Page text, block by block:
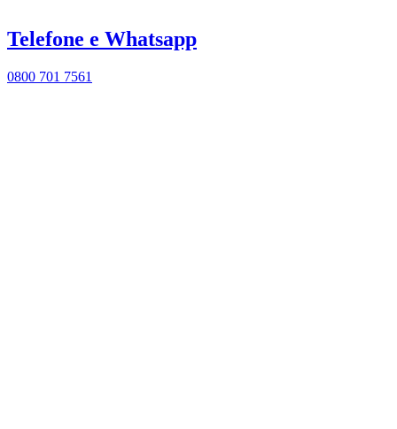
Telefone e Whatsapp
0800 701 7561